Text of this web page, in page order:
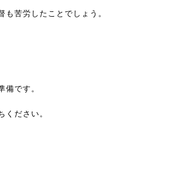
も苦労したことでしょう。
備です。
ください。